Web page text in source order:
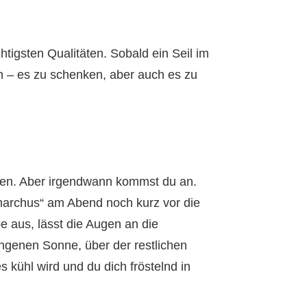
Qualitäten. Sobald ein Seil im
es zu schenken, aber auch es zu
Aber irgendwann kommst du an.
am Abend noch kurz vor die
aus, lässt die Augen an die
Sonne, über der restlichen
kühl wird und du dich fröstelnd in